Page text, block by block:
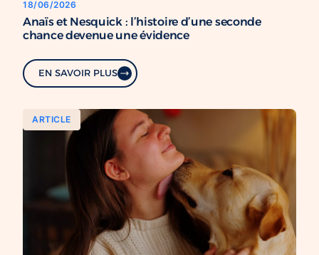
18/06/2026
Anaïs et Nesquick : l’histoire d’une seconde
chance devenue une évidence
EN SAVOIR PLUS
ARTICLE